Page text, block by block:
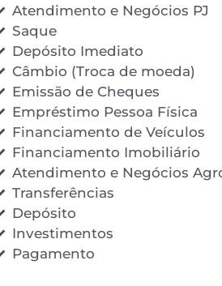
Atendimento e Negócios PJ
Saque
Depósito Imediato
Câmbio (Troca de moeda)
Emissão de Cheques
Empréstimo Pessoa Física
Financiamento de Veículos
Financiamento Imobiliário
Atendimento e Negócios
Transferências
Depósito
Investimentos
Pagamento